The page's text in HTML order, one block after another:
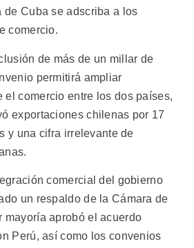
Cuba se adscriba a los
comercio.
de más de un millar de
permitirá ampliar
el comercio entre los dos países,
exportaciones chilenas por 17
y una cifra irrelevante de
comercial del gobierno
un respaldo de la Cámara de
mayoría aprobó el acuerdo
Perú, así como los convenios